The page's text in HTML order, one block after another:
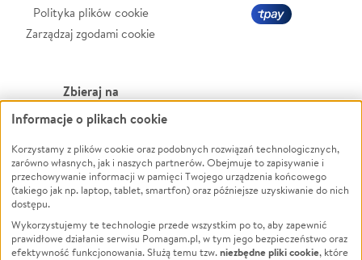
Polityka plików cookie
Zarządzaj zgodami cookie
Zbieraj na
Leczenie
Zwierzęta
Pożar
Ukraina
Pomoc Finansowa
Projekty
Powódź
Wichura
NGO
Edukacja
Podróż
Informacje o plikach cookie
Korzystamy z plików cookie oraz podobnych rozwiązań technologicznych,
zarówno własnych, jak i naszych partnerów. Obejmuje to zapisywanie i
przechowywanie informacji w pamięci Twojego urządzenia końcowego
(takiego jak np. laptop, tablet, smartfon) oraz późniejsze uzyskiwanie do nich
dostępu.
Wykorzystujemy te technologie przede wszystkim po to, aby zapewnić
prawidłowe działanie serwisu Pomagam.pl, w tym jego bezpieczeństwo oraz
efektywność funkcjonowania. Służą temu tzw.niezbędne pliki cookie, które